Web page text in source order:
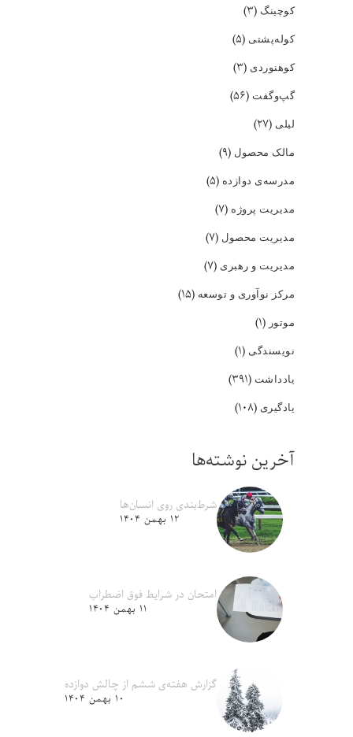
کوچینگ (۳)
کوله‌پشتی (۵)
کوهنوردی (۳)
گپ‌و‌گفت (۵۶)
لیلی (۲۷)
مالک محصول (۹)
مدرسه‌ی دوازده (۵)
مدیریت پروژه (۷)
مدیریت محصول (۷)
مدیریت و رهبری (۷)
مرکز نوآوری و توسعه (۱۵)
موتور (۱)
نویسندگی (۱)
یادداشت (۳۹۱)
یادگیری (۱۰۸)
آخرین نوشته‌ها
شرط‌بندی روی انسان‌ها
۱۲ بهمن ۱۴۰۴
امتحان در شرایط فوق اضطراب
۱۱ بهمن ۱۴۰۴
گزارش هفته‌ی ششم از چالش دوازده
۱۰ بهمن ۱۴۰۴